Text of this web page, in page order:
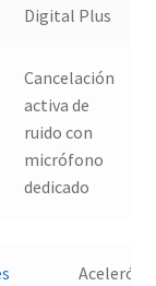
Digital Plus
Cancelación
activa de
ruido con
micrófono
dedicado